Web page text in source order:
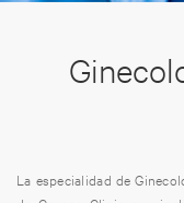
La especialidad de